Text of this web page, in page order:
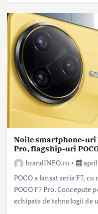
Noile smartphone-uri
Pro, flagship-uri
brandINFO.ro
POCO a lansat seria F7,
POCO F7 Pro. Concepute
echipate de tehnologii de